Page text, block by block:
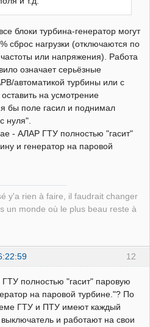
блоки турбина-генератор могут
сброс нагрузки (отключаются по
или напряжения). Работа
означает серьёзные
автоматикой турбины или с
на усмотрение
я бы поле гасил и поднимал
нуля".
- АЛАР ГТУ полностью "гасит"
и генератор на паровой
y'a rien à faire, il faudrait changer
un monde où le plus beau reste à
12
полностью "гасит" паровую
на паровой турбине."? По
ГТУ и ПТУ имеют каждый
и работают на свои